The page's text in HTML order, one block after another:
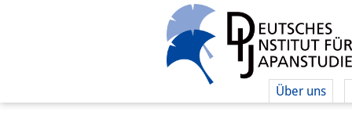
Über uns